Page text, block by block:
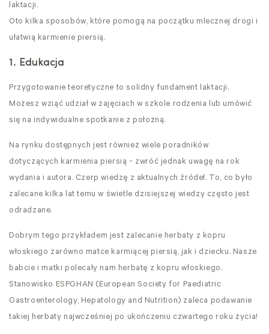
laktacji.
Oto kilka sposobów, które pomogą na początku mlecznej drogi i
ułatwią karmienie piersią.
1. Edukacja
Przygotowanie teoretyczne to solidny fundament laktacji.
Możesz wziąć udział w zajęciach w szkole rodzenia lub umówić
się na indywidualne spotkanie z położną.
Na rynku dostępnych jest również wiele poradników
dotyczących karmienia piersią - zwróć jednak uwagę na rok
wydania i autora. Czerp wiedzę z aktualnych źródeł. To, co było
zalecane kilka lat temu w świetle dzisiejszej wiedzy często jest
odradzane.
Dobrym tego przykładem jest zalecanie herbaty z kopru
włoskiego zarówno matce karmiącej piersią, jak i dziecku. Nasze
babcie i matki polecały nam herbatę z kopru włoskiego.
Stanowisko ESPGHAN (European Society for Paediatric
Gastroenterology, Hepatology and Nutrition) zaleca podawanie
takiej herbaty najwcześniej po ukończeniu czwartego roku życia!